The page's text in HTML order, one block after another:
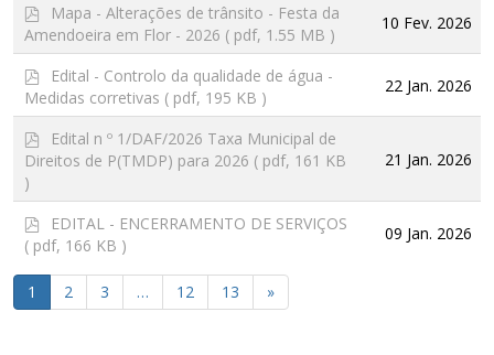
d
f
Mapa - Alterações de trânsito - Festa da
Amendoeira em Flor - 2026 ( pdf, 1.55 MB )
10 Fev. 2026
d
f
Edital - Controlo da qualidade de água -
Medidas corretivas ( pdf, 195 KB )
22 Jan. 2026
d
f
Edital n º 1/DAF/2026 Taxa Municipal de
Direitos de P(TMDP) para 2026 ( pdf, 161 KB
)
21 Jan. 2026
d
f
EDITAL - ENCERRAMENTO DE SERVIÇOS
( pdf, 166 KB )
09 Jan. 2026
1 2 3 … 12 13 »